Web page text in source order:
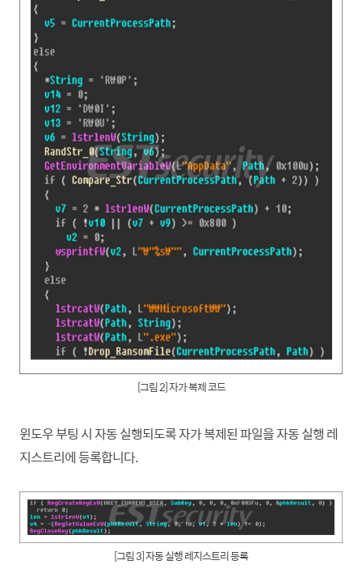
[그림 2] 자가 복제 코드
윈도우 부팅 시 자동 실행되도록 자가 복제된 파일을 자동 실행 레
지스트리에 등록합니다.
[그림 3] 자동 실행 레지스트리 등록